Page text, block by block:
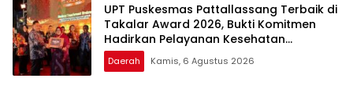
UPT Puskesmas Pattallassang Terbaik di
Takalar Award 2026, Bukti Komitmen
Hadirkan Pelayanan Kesehatan
Berkualitas
Daerah Kamis, 6 Agustus 2026